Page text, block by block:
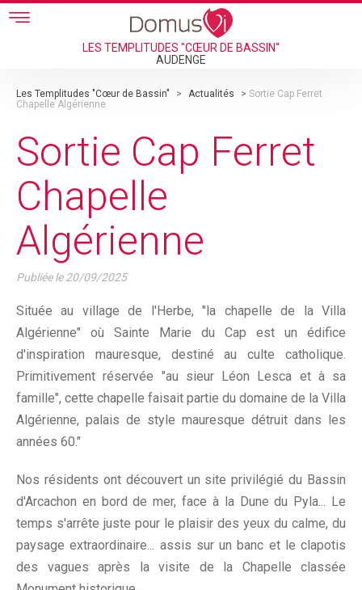
Skip to main content
LES TEMPLITUDES "CŒUR DE BASSIN"
AUDENGE
Les Templitudes "Cœur de Bassin" > Actualités > Sortie Cap Ferret
Chapelle Algérienne
Sortie Cap Ferret
Chapelle
Algérienne
Publiée le20/09/2025
Située au village de l'Herbe, "la chapelle de la Villa
Algérienne" où Sainte Marie du Cap est un édifice
d'inspiration mauresque, destiné au culte catholique.
Primitivement réservée "au sieur Léon Lesca et à sa
famille", cette chapelle faisait partie du domaine de la Villa
Algérienne, palais de style mauresque détruit dans les
années 60."
Nos résidents ont découvert un site privilégié du Bassin
d'Arcachon en bord de mer, face à la Dune du Pyla... Le
temps s'arrête juste pour le plaisir des yeux du calme, du
paysage extraordinaire... assis sur un banc et le clapotis
des vagues après la visite de la Chapelle classée